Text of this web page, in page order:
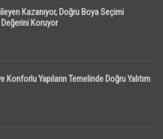
Kazanıyor, Doğru Boya Seçimi
Koruyor
Konforlu Yapıların Temelinde Doğru Yalıtım